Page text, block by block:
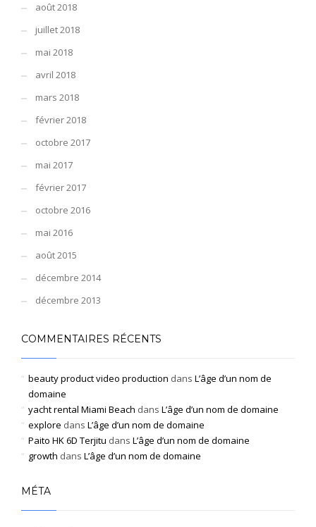
août 2018
juillet 2018
mai 2018
avril 2018
mars 2018
février 2018
octobre 2017
mai 2017
février 2017
octobre 2016
mai 2016
août 2015
décembre 2014
décembre 2013
COMMENTAIRES RÉCENTS
beauty product video production dans L’âge d’un nom de
domaine
yacht rental Miami Beach dans L’âge d’un nom de domaine
explore dans L’âge d’un nom de domaine
Paito HK 6D Terjitu dans L’âge d’un nom de domaine
growth dans L’âge d’un nom de domaine
MÉTA